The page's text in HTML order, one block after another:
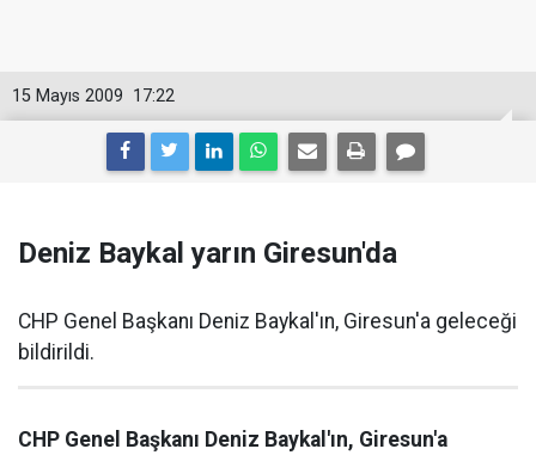
17:22
15 Mayıs 2009
Deniz Baykal yarın Giresun'da
CHP Genel Başkanı Deniz Baykal'ın, Giresun'a geleceği
bildirildi.
CHP Genel Başkanı Deniz Baykal'ın, Giresun'a